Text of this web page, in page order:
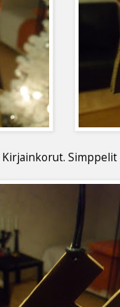
Kirjainkorut. Simppelit